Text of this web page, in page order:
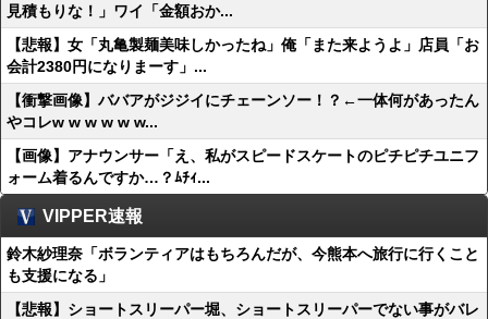
見積もりな！」ワイ「金額おか...
【悲報】女「丸亀製麺美味しかったね」俺「また来ようよ」店員「お
会計2380円になりまーす」...
【衝撃画像】ババアがジジイにチェーンソー！？←一体何があったん
やコレw w w w w w...
【画像】アナウンサー「え、私がスピードスケートのピチピチユニフ
ォーム着るんですか…？ﾑﾁｨ...
VIPPER速報
鈴木紗理奈「ボランティアはもちろんだが、今熊本へ旅行に行くこと
も支援になる」
【悲報】ショートスリーパー堀、ショートスリーパーでない事がバレ